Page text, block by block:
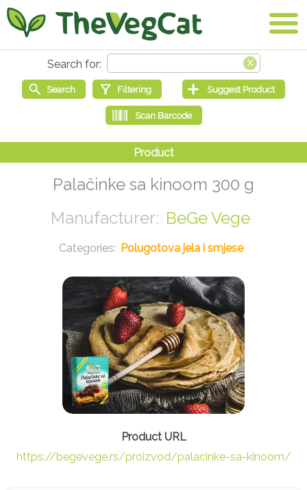
Palačinke sa kinoom 300 g
BeGe Vege
Polugotova jela i smjese
https://begevege.rs/proizvod/palacinke-sa-kinoom/